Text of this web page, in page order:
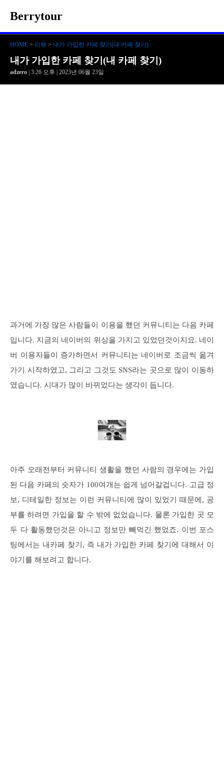
Berrytour
HOME > 리뷰 > 내가 가입한 카페 찾기(내 카페 찾기)
내가 가입한 카페 찾기(내 카페 찾기)
adzero | 3:26 오후 | 2023년 06월 23일
과거에 가장 많은 사람들이 이용을 했던 커뮤니티는 다음 카페
입니다. 지금의 네이버의 위상을 가지고 있었던것이지요. 네이
버 이용자들이 증가하면서 커뮤니티는 네이버로 조금씩 옮겨
가기 시작하였고, 그리고 그것도 SNS라는 곳으로 많이 이동하
였습니다. 시대가 많이 바뀌었다는 생각이 듭니다.
아주 오래전부터 커뮤니티 생활을 했던 사람의 경우에는 가입
된 다음 카페의 숫자가 100여개는 쉽게 넘어갈겁니다. 고급 정
보, 디테일한 정보는 이런 커뮤니티에 많이 있었기 때문에, 공
부를 하려면 가입을 할 수 밖에 없었습니다. 물론 가입한 곳 모
두 다 활동했던것은 아니고 정보만 빼먹긴 했었죠. 이번 포스
팅에서는 내카페 찾기, 즉 내가 가입한 카페 찾기에 대해서 이
야기를 해보려고 합니다.